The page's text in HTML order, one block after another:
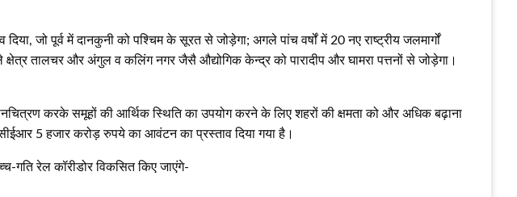
जो पूर्व में दानकुनी को पश्चिम के सूरत से जोड़ेगा; अगले पांच वर्षों में 20 नए राष्ट्रीय जलमार्गों
तालचर और अंगुल व कलिंग नगर जैसै औद्योगिक केन्द्र को पारादीप और घामरा पत्तनों से जोड़ेगा।
करके समूहों की आर्थिक स्थिति का उपयोग करने के लिए शहरों की क्षमता को और अधिक बढ़ाना
5 हजार करोड़ रुपये का आवंटन का प्रस्ताव दिया गया है।
गति रेल कॉरीडोर विकसित किए जाएंगे-